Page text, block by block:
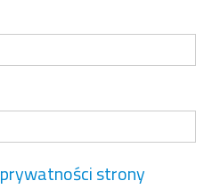
strony